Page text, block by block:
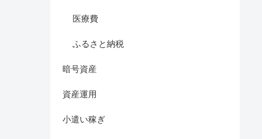
医療費
ふるさと納税
暗号資産
資産運用
小遣い稼ぎ